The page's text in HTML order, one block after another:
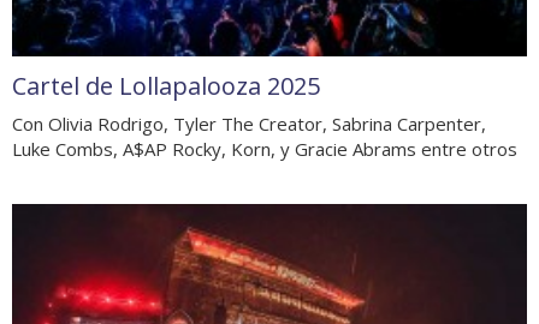
Cartel de Lollapalooza 2025
Con Olivia Rodrigo, Tyler The Creator, Sabrina Carpenter,
Luke Combs, A$AP Rocky, Korn, y Gracie Abrams entre otros